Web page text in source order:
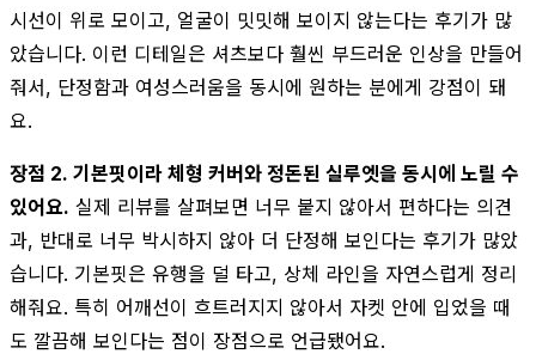
시선이 위로 모이고, 얼굴이 밋밋해 보이지 않는다는 후기가 많
았습니다. 이런 디테일은 셔츠보다 훨씬 부드러운 인상을 만들어
줘서, 단정함과 여성스러움을 동시에 원하는 분에게 강점이 돼
요.
장점 2. 기본핏이라 체형 커버와 정돈된 실루엣을 동시에 노릴 수
있어요. 실제 리뷰를 살펴보면 너무 붙지 않아서 편하다는 의견
과, 반대로 너무 박시하지 않아 더 단정해 보인다는 후기가 많았
습니다. 기본핏은 유행을 덜 타고, 상체 라인을 자연스럽게 정리
해줘요. 특히 어깨선이 흐트러지지 않아서 자켓 안에 입었을 때
도 깔끔해 보인다는 점이 장점으로 언급됐어요.